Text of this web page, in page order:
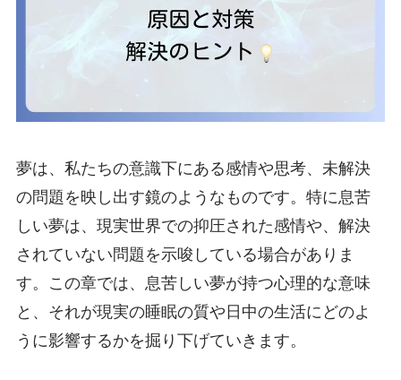
夢は、私たちの意識下にある感情や思考、未解決
の問題を映し出す鏡のようなものです。特に息苦
しい夢は、現実世界での抑圧された感情や、解決
されていない問題を示唆している場合がありま
す。この章では、息苦しい夢が持つ心理的な意味
と、それが現実の睡眠の質や日中の生活にどのよ
うに影響するかを掘り下げていきます。